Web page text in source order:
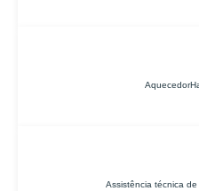
Assistência técnica